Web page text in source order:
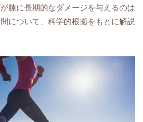
膝に長期的なダメージを与えるのは
について、科学的根拠をもとに解説